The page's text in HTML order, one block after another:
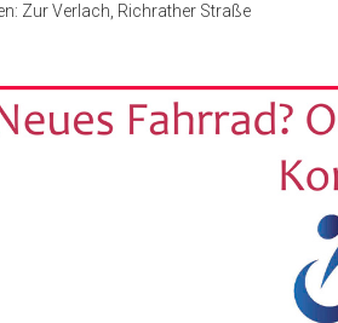
Zur Verlach, Richrather Straße